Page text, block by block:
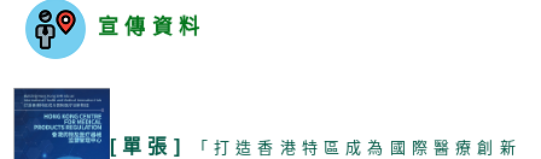
宣傳資料
[單張]
「打造香港特區成為國際醫療創新